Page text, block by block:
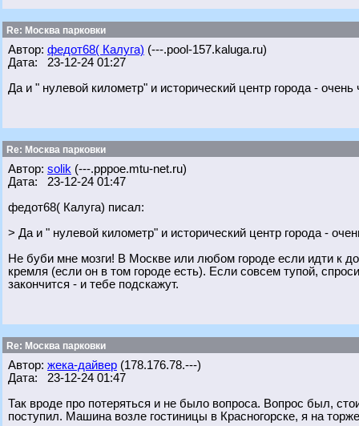
Re: Москва парковки
Автор: федот68( Калуга) (---.pool-157.kaluga.ru)
Дата: 23-12-24 01:27
Да и " нулевой километр" и исторический центр города -
Re: Москва парковки
Автор: solik (---.pppoe.mtu-net.ru)
Дата: 23-12-24 01:47
федот68( Калуга) писал:
> Да и " нулевой километр" и исторический центр города -
Не буби мне мозги! В Москве или любом городе если идти к
кремля (если он в том городе есть). Если совсем тупой,
закончится - и тебе подскажут.
Re: Москва парковки
Автор: жека-дайвер (178.176.78.---)
Дата: 23-12-24 01:47
Так вроде про потеряться и не было вопроса. Вопрос был,
поступил. Машина возле гостиницы в Красногорске, я на